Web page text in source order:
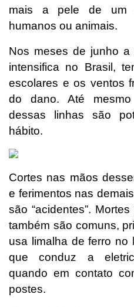
mais a pele de um
humanos ou animais.
Nos meses de junho
intensifica no Brasil,
escolares e os ventos
do dano. Até
dessas linhas são
hábito.
Cortes nas mãos
e ferimentos nas
são “acidentes”.
também são comuns,
usa limalha de ferro no
que conduz a
quando em contato
postes.